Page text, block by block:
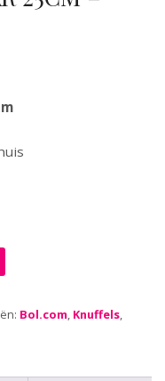
Bol.com, Knuffels,